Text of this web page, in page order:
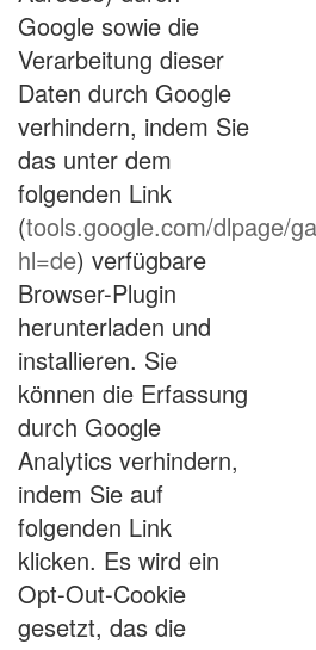
Google sowie die
Verarbeitung dieser
Daten durch Google
verhindern, indem Sie
das unter dem
folgenden Link
(tools.google.com/dlpage/
hl=de) verfügbare
Browser-Plugin
herunterladen und
installieren. Sie
können die Erfassung
durch Google
Analytics verhindern,
indem Sie auf
folgenden Link
klicken. Es wird ein
Opt-Out-Cookie
gesetzt, das die